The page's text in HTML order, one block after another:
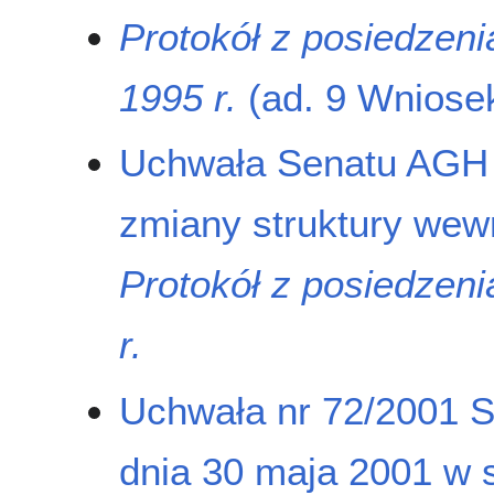
Protokół z
1995 r. (ad. 9
Uchwała Senatu
zmiany struktury
Protokół z
r.
Uchwała nr 72/2001
dnia 30 maja 2001 w